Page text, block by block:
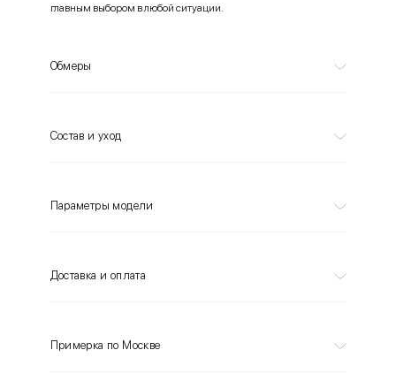
главным выбором в любой ситуации.
Обмеры
Состав и уход
Параметры модели
Доставка и оплата
Примерка по Москве